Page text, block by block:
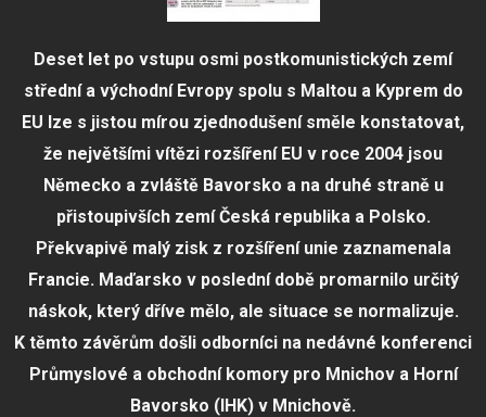
Deset let po vstupu osmi postkomunistických zemí
střední a východní Evropy spolu s Maltou a Kyprem do
EU lze s jistou mírou zjednodušení směle konstatovat,
že největšími vítězi rozšíření EU v roce 2004 jsou
Německo a zvláště Bavorsko a na druhé straně u
přistoupivších zemí Česká republika a Polsko.
Překvapivě malý zisk z rozšíření unie zaznamenala
Francie. Maďarsko v poslední době promarnilo určitý
náskok, který dříve mělo, ale situace se normalizuje.
K těmto závěrům došli odborníci na nedávné konferenci
Průmyslové a obchodní komory pro Mnichov a Horní
Bavorsko (IHK) v Mnichově.